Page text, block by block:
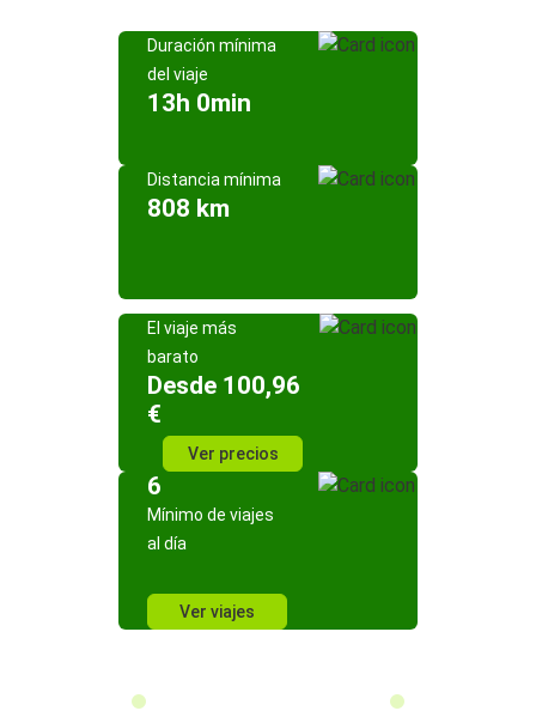
Duración mínima
del viaje
13h 0min
Distancia mínima
808 km
El viaje más
barato
Desde 100,96
€
Ver precios
6
Mínimo de viajes
al día
Ver viajes